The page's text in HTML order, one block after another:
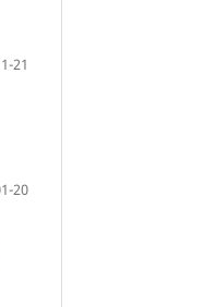
21
20